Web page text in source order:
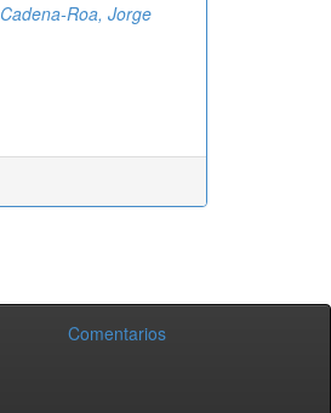
Cadena-Roa, Jorge
Comentarios